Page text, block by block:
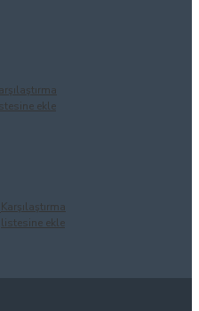
ekle
Karşılaştırma
listesine ekle